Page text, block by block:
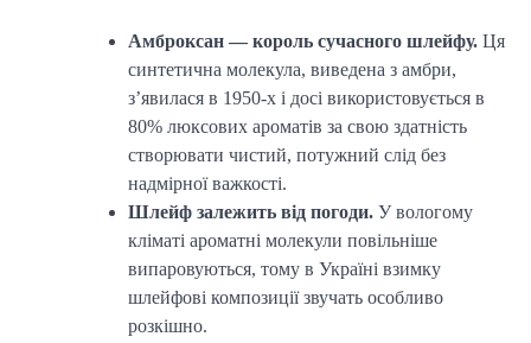
Амброксан — король сучасного шлейфу. Ця
синтетична молекула, виведена з амбри,
з’явилася в 1950-х і досі використовується в
80% люксових ароматів за свою здатність
створювати чистий, потужний слід без
надмірної важкості.
Шлейф залежить від погоди. У вологому
кліматі ароматні молекули повільніше
випаровуються, тому в Україні взимку
шлейфові композиції звучать особливо
розкішно.